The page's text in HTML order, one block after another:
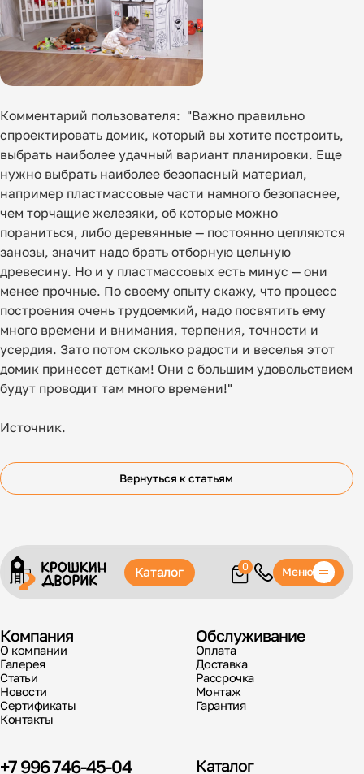
Комментарий пользователя: "Важно правильно
спроектировать домик, который вы хотите построить,
выбрать наиболее удачный вариант планировки. Еще
нужно выбрать наиболее безопасный материал,
например пластмассовые части намного безопаснее,
чем торчащие железяки, об которые можно
пораниться, либо деревянные — постоянно цепляются
занозы, значит надо брать отборную цельную
древесину. Но и у пластмассовых есть минус — они
менее прочные. По своему опыту скажу, что процесс
построения очень трудоемкий, надо посвятить ему
много времени и внимания, терпения, точности и
усердия. Зато потом сколько радости и веселья этот
домик принесет деткам! Они с большим удовольствием
будут проводит там много времени!"
Источник.
Вернуться к статьям
Каталог 0 Меню
+7 996 746-45-04
Компания
О компании
Галерея
Статьи
Новости
Сертификаты
Контакты
Обслуживание
Оплата
Доставка
Рассрочка
Монтаж
Гарантия
Каталог